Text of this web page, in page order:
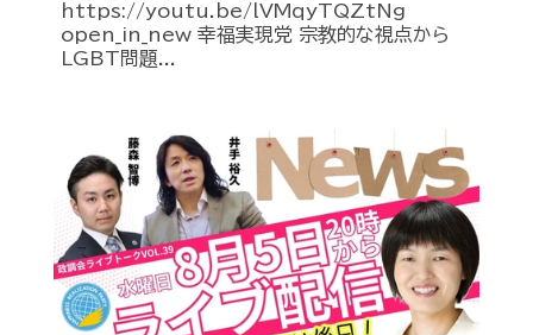
https://youtu.be/lVMqyTQZtNg
open_in_new 幸福実現党 宗教的な視点から
LGBT問題...